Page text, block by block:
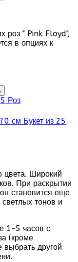
роз " Pink Floyd",
в опциях к
Роз
см Букет из 25
цвета. Широкий
При раскрытии
становится еще
тонов и
1-5 часов с
(кроме
другой